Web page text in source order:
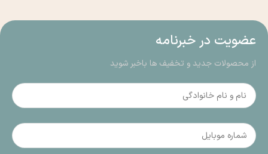
عضویت در خبرنامه
از محصولات جدید و تخفیف ها باخبر شوید